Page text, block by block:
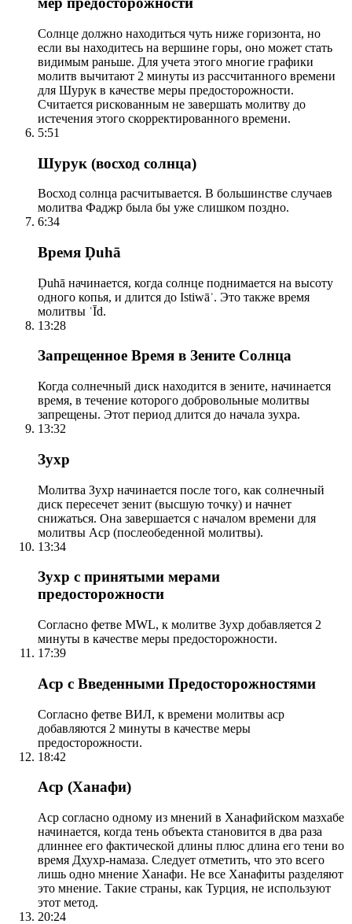
Солнце должно находиться чуть ниже горизонта, но
если вы находитесь на вершине горы, оно может стать
видимым раньше. Для учета этого многие графики
молитв вычитают 2 минуты из рассчитанного времени
для Шурук в качестве меры предосторожности.
Считается рискованным не завершать молитву до
истечения этого скорректированного времени.
5:51
Шурук (восход солнца)
Восход солнца расчитывается. В большинстве случаев
молитва Фаджр была бы уже слишком поздно.
6:34
Время Ḍuhā
Ḍuhā начинается, когда солнце поднимается на высоту
одного копья, и длится до Istiwāʾ. Это также время
молитвы ʿĪd.
13:28
Запрещенное Время в Зените Солнца
Когда солнечный диск находится в зените, начинается
время, в течение которого добровольные молитвы
запрещены. Этот период длится до начала зухра.
13:32
Зухр
Молитва Зухр начинается после того, как солнечный
диск пересечет зенит (высшую точку) и начнет
снижаться. Она завершается с началом времени для
молитвы Аср (послеобеденной молитвы).
13:34
Зухр с принятыми мерами
предосторожности
Согласно фетве MWL, к молитве Зухр добавляется 2
минуты в качестве меры предосторожности.
17:39
Аср с Введенными Предосторожностями
Согласно фетве ВИЛ, к времени молитвы аср
добавляются 2 минуты в качестве меры
предосторожности.
18:42
Аср (Ханафи)
Аср согласно одному из мнений в Ханафийском мазхабе
начинается, когда тень объекта становится в два раза
длиннее его фактической длины плюс длина его тени во
время Дхухр-намаза. Следует отметить, что это всего
лишь одно мнение Ханафи. Не все Ханафиты разделяют
это мнение. Такие страны, как Турция, не используют
этот метод.
20:24